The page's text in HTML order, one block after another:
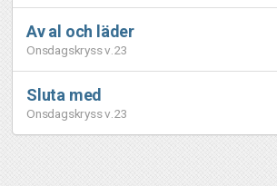
Av al och läder
Onsdagskryss v.23
Sluta med
Onsdagskryss v.23